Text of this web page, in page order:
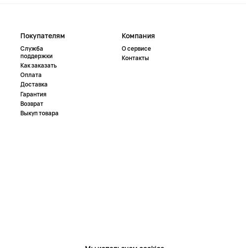
Покупателям
Служба
поддержки
Как заказать
Оплата
Доставка
Гарантия
Возврат
Выкуп товара
Компания
О сервисе
Контакты